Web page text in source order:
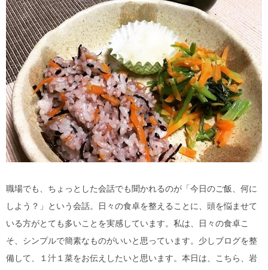
職場でも、ちょっとした会話でも聞かれるのが「今日のご飯、何に
しよう？」という会話。日々の食卓を整えることに、頭を悩ませて
いる方がとても多いことを実感しています。私は、日々の食卓こ
そ、シンプルで簡素なものがいいと思っています。少しブログを整
備して、１汁１菜をお伝えしたいと思います。本日は、こちら、岩